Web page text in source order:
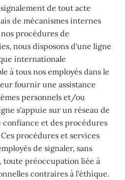
de tout acte
de mécanismes internes
procédures de
nous disposons d'une ligne
internationale
à tous nos employés dans le
fournir une assistance
personnels et/ou
s'appuie sur un réseau de
et des procédures
procédures et services
de signaler, sans
toute préoccupation liée à
contraires à l'éthique.